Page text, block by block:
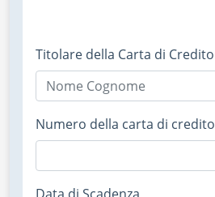
Titolare della Carta di Credito
Numero della carta di credito